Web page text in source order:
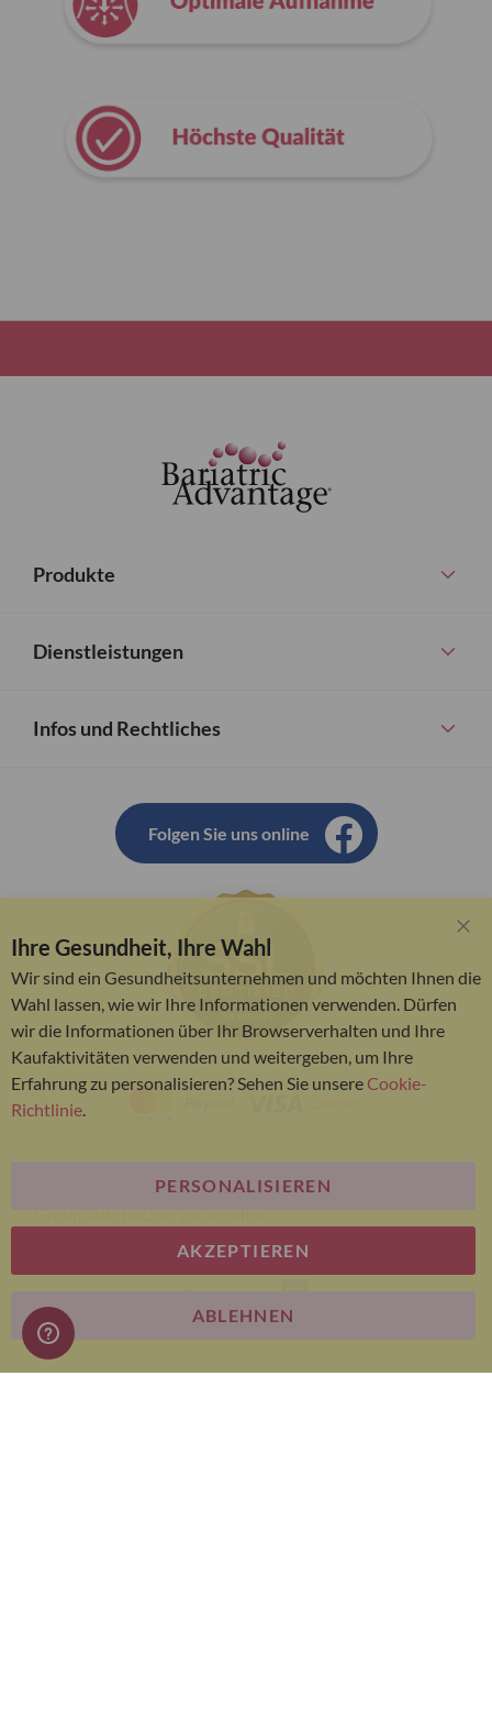
Produkte
Dienstleistungen
Infos und Rechtliches
Folgen Sie uns online
© Bariatric Advantage® ist eine Marke der Metagenics
Group. Alle Rechte vorbehalten.
E-commerce
Bar
Ihre Gesundheit, Ihre Wahl
Wir sind ein Gesundheitsunternehmen und möchten Ihnen die
Wahl lassen, wie wir Ihre Informationen verwenden. Dürfen
wir die Informationen über Ihr Browserverhalten und Ihre
Kaufaktivitäten verwenden und weitergeben, um Ihre
Erfahrung zu personalisieren? Sehen Sie unsereCookie-
Richtlinie.
AKZEPTIEREN
PERSONALISIEREN
ABLEHNEN